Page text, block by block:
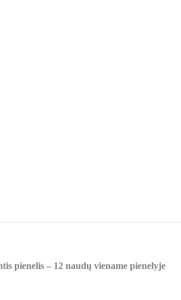
pienelis – 12 naudų viename pienelyje